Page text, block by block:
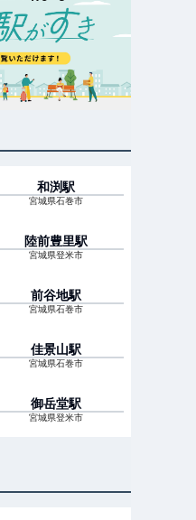
和渕駅
宮城県石巻市
陸前豊里駅
宮城県登米市
前谷地駅
宮城県石巻市
佳景山駅
宮城県石巻市
御岳堂駅
宮城県登米市